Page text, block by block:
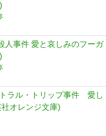
人事件 愛と哀しみのフーガ
ラル・トリップ事件 愛し
オレンジ文庫)